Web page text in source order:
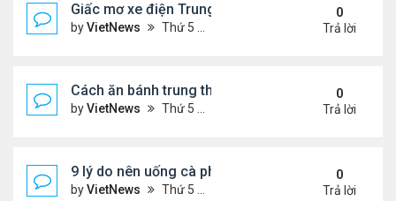
Giấc mơ xe điện Trung Quốc: Các hãng công
byVietNews Thứ 5 Tháng 8 18, 2022 5:28 pm
0
Trả lời
Cách ăn bánh trung thu không lo béo
byVietNews Thứ 5 Tháng 8 18, 2022 5:25 pm
0
Trả lời
9 lý do nên uống cà phê mỗi ngày
byVietNews Thứ 5 Tháng 8 18, 2022 5:11 pm
0
Trả lời